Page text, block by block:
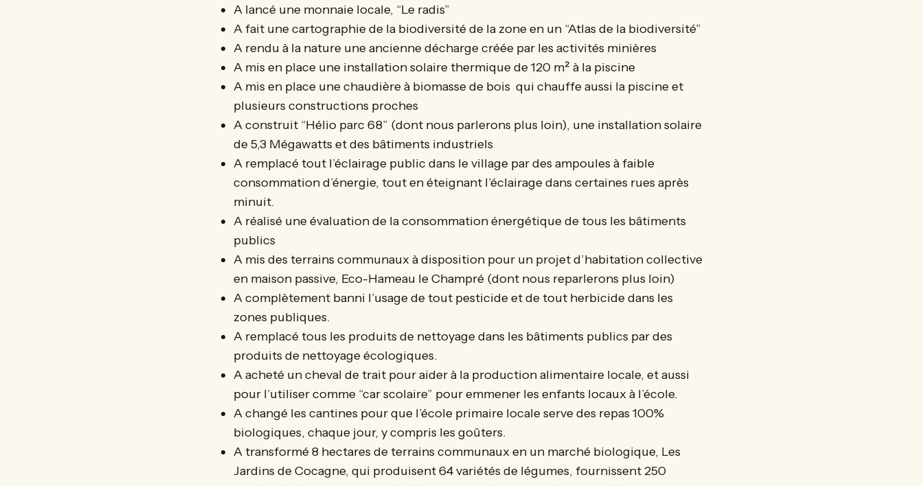
A lancé une monnaie locale, “Le radis”
A fait une cartographie de la biodiversité de la zone en un “Atlas de la biodiversité”
A rendu à la nature une ancienne décharge créée par les activités minières
A mis en place une installation solaire thermique de 120 m² à la piscine
A mis en place une chaudière à biomasse de bois qui chauffe aussi la piscine et
plusieurs constructions proches
A construit “Hélio parc 68” (dont nous parlerons plus loin), une installation solaire
de 5,3 Mégawatts et des bâtiments industriels
A remplacé tout l’éclairage public dans le village par des ampoules à faible
consommation d’énergie, tout en éteignant l’éclairage dans certaines rues après
minuit.
A réalisé une évaluation de la consommation énergétique de tous les bâtiments
publics
A mis des terrains communaux à disposition pour un projet d’habitation collective
en maison passive, Eco-Hameau le Champré (dont nous reparlerons plus loin)
A complètement banni l’usage de tout pesticide et de tout herbicide dans les
zones publiques.
A remplacé tous les produits de nettoyage dans les bâtiments publics par des
produits de nettoyage écologiques.
A acheté un cheval de trait pour aider à la production alimentaire locale, et aussi
pour l’utiliser comme “car scolaire” pour emmener les enfants locaux à l’école.
A changé les cantines pour que l’école primaire locale serve des repas 100%
biologiques, chaque jour, y compris les goûters.
A transformé 8 hectares de terrains communaux en un marché biologique, Les
Jardins de Cocagne, qui produisent 64 variétés de légumes, fournissent 250